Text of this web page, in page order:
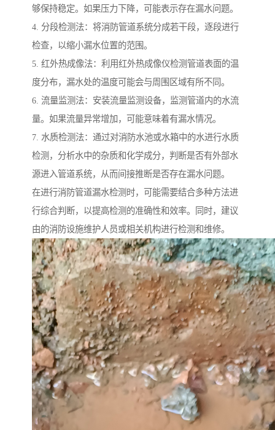
够保持稳定。如果压力下降，可能表示存在漏水问题。
4. 分段检测法：将消防管道系统分成若干段，逐段进行
检查，以缩小漏水位置的范围。
5. 红外热成像法：利用红外热成像仪检测管道表面的温
度分布，漏水处的温度可能会与周围区域有所不同。
6. 流量监测法：安装流量监测设备，监测管道内的水流
量。如果流量异常增加，可能意味着有漏水情况。
7. 水质检测法：通过对消防水池或水箱中的水进行水质
检测，分析水中的杂质和化学成分，判断是否有外部水
源进入管道系统，从而间接推断是否存在漏水问题。
在进行消防管道漏水检测时，可能需要结合多种方法进
行综合判断，以提高检测的准确性和效率。同时，建议
由的消防设施维护人员或相关机构进行检测和维修。